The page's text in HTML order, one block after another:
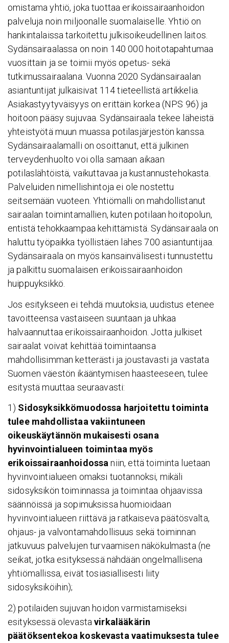
omistama yhtiö, joka tuottaa erikoissairaanhoidon
palveluja noin miljoonalle suomalaiselle. Yhtiö on
hankintalaissa tarkoitettu julkisoikeudellinen laitos.
Sydänsairaalassa on noin 140 000 hoitotapahtumaa
vuosittain ja se toimii myös opetus- sekä
tutkimussairaalana. Vuonna 2020 Sydänsairaalan
asiantuntijat julkaisivat 114 tieteellistä artikkelia.
Asiakastyytyväisyys on erittäin korkea (NPS 96) ja
hoitoon pääsy sujuvaa. Sydänsairaala tekee läheistä
yhteistyötä muun muassa potilasjärjestön kanssa.
Sydänsairaalamalli on osoittanut, että julkinen
terveydenhuolto voi olla samaan aikaan
potilaslähtöistä, vaikuttavaa ja kustannustehokasta.
Palveluiden nimellishintoja ei ole nostettu
seitsemään vuoteen. Yhtiömalli on mahdollistanut
sairaalan toimintamallien, kuten potilaan hoitopolun,
entistä tehokkaampaa kehittämistä. Sydänsairaala on
haluttu työpaikka työllistäen lähes 700 asiantuntijaa.
Sydänsairaala on myös kansainvälisesti tunnustettu
ja palkittu suomalaisen erikoissairaanhoidon
huippuyksikkö.
Jos esitykseen ei tehdä muutoksia, uudistus etenee
tavoitteensa vastaiseen suuntaan ja uhkaa
halvaannuttaa erikoissairaanhoidon. Jotta julkiset
sairaalat voivat kehittää toimintaansa
mahdollisimman ketterästi ja joustavasti ja vastata
Suomen väestön ikääntymisen haasteeseen, tulee
esitystä muuttaa seuraavasti:
1) Sidosyksikkömuodossa harjoitettu toiminta
tulee mahdollistaa vakiintuneen
oikeuskäytännön mukaisesti osana
hyvinvointialueen toimintaa myös
erikoissairaanhoidossaniin, että toiminta luetaan
hyvinvointialueen omaksi tuotannoksi, mikäli
sidosyksikön toiminnassa ja toimintaa ohjaavissa
säännöissä ja sopimuksissa huomioidaan
hyvinvointialueen riittävä ja ratkaiseva päätösvalta,
ohjaus- ja valvontamahdollisuus sekä toiminnan
jatkuvuus palvelujen turvaamisen näkökulmasta (ne
seikat, jotka esityksessä nähdään ongelmallisena
yhtiömallissa, eivät tosiasiallisesti liity
sidosyksiköihin);
2) potilaiden sujuvan hoidon varmistamiseksi
esityksessä olevastavirkalääkärin
päätöksentekoa koskevasta vaatimuksesta tulee